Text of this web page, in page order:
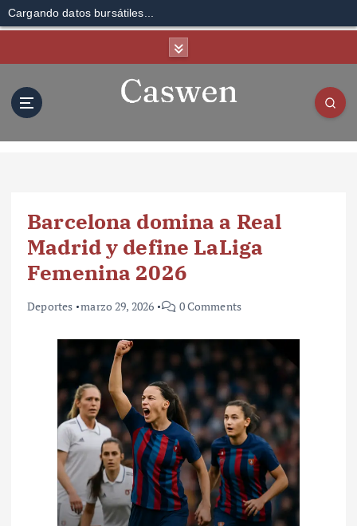
Cargando datos bursátiles...
Barcelona domina a Real
Madrid y define LaLiga
Femenina 2026
Deportes marzo 29, 2026 0 Comments